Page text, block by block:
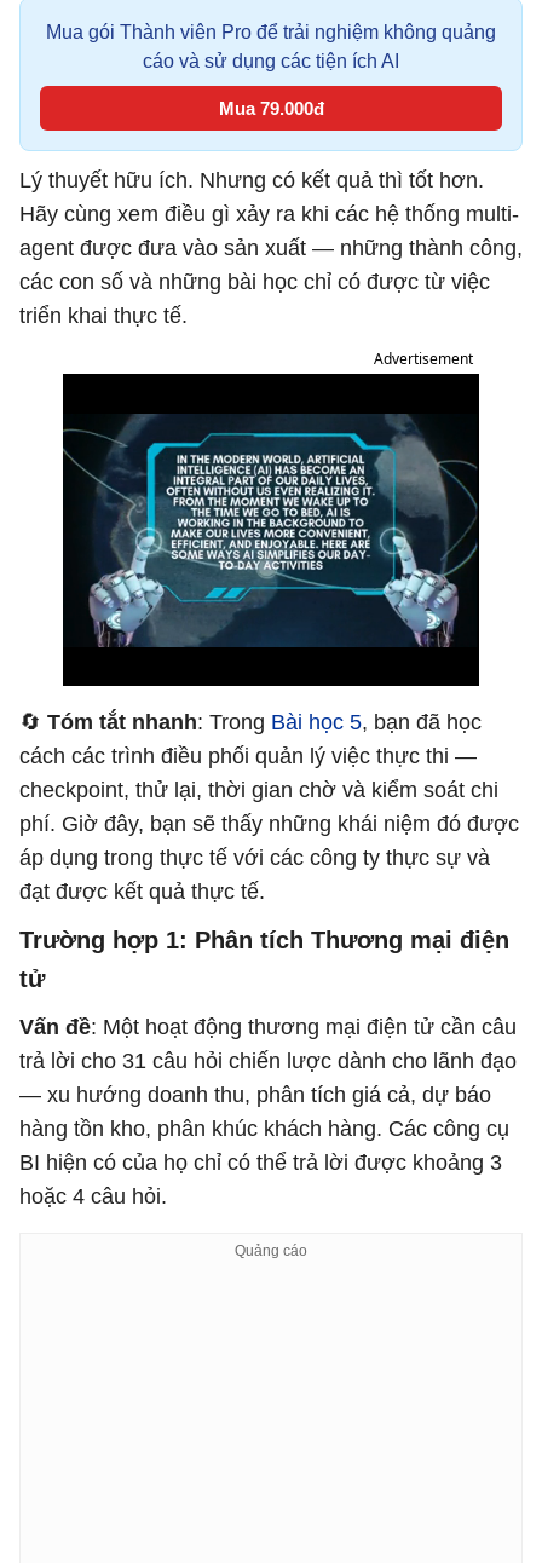
Mua gói Thành viên Pro để trải nghiệm không quảng
cáo và sử dụng các tiện ích AI
Mua 79.000đ
Lý thuyết hữu ích. Nhưng có kết quả thì tốt hơn.
Hãy cùng xem điều gì xảy ra khi các hệ thống multi-
agent được đưa vào sản xuất — những thành công,
các con số và những bài học chỉ có được từ việc
triển khai thực tế.
Advertisement
🔄 Tóm tắt nhanh: Trong Bài học 5, bạn đã học
cách các trình điều phối quản lý việc thực thi —
checkpoint, thử lại, thời gian chờ và kiểm soát chi
phí. Giờ đây, bạn sẽ thấy những khái niệm đó được
áp dụng trong thực tế với các công ty thực sự và
đạt được kết quả thực tế.
Trường hợp 1: Phân tích Thương mại điện
tử
Vấn đề: Một hoạt động thương mại điện tử cần câu
trả lời cho 31 câu hỏi chiến lược dành cho lãnh đạo
— xu hướng doanh thu, phân tích giá cả, dự báo
hàng tồn kho, phân khúc khách hàng. Các công cụ
BI hiện có của họ chỉ có thể trả lời được khoảng 3
hoặc 4 câu hỏi.